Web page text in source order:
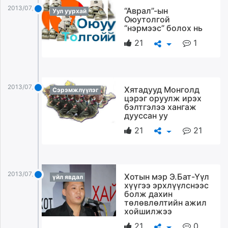
ikon.mn
Livetv.mn
eagle.mn
urlag.mn
shudarga.mn
2013/07/29 Уул уурхай
“Аврал”-ын
Оюутолгой
“нэрмээс” болох нь
21
1
2013/07/29 Сэрэмжлүүлэг
Хятадууд Монголд
цэрэг оруулж ирэх
бэлтгэлээ хангаж
дууссан уу
21
21
2013/07/29 үйл явдал
Хотын мэр Э.Бат-Үүл
хүүгээ эрхлүүлснээс
болж дахин
төлөвлөлтийн ажил
хойшилжээ